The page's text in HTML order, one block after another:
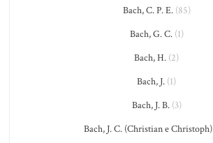
Bach, C. P. E.(85)
Bach, G. C.(1)
Bach, H. (2)
Bach, J. (1)
Bach, J. B.(3)
Bach, J. C. (Christian e Christoph)